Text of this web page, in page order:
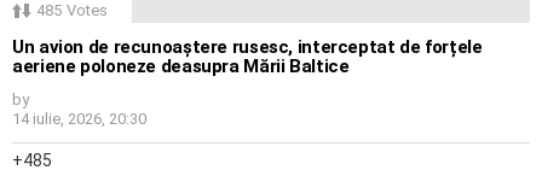
485 Votes
Un avion de recunoaștere rusesc, interceptat de forțele
aeriene poloneze deasupra Mării Baltice
by
14 iulie, 2026, 20:30
485